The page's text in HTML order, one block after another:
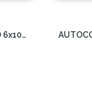
PAGELA SAO FRANCISCO 6x10cm